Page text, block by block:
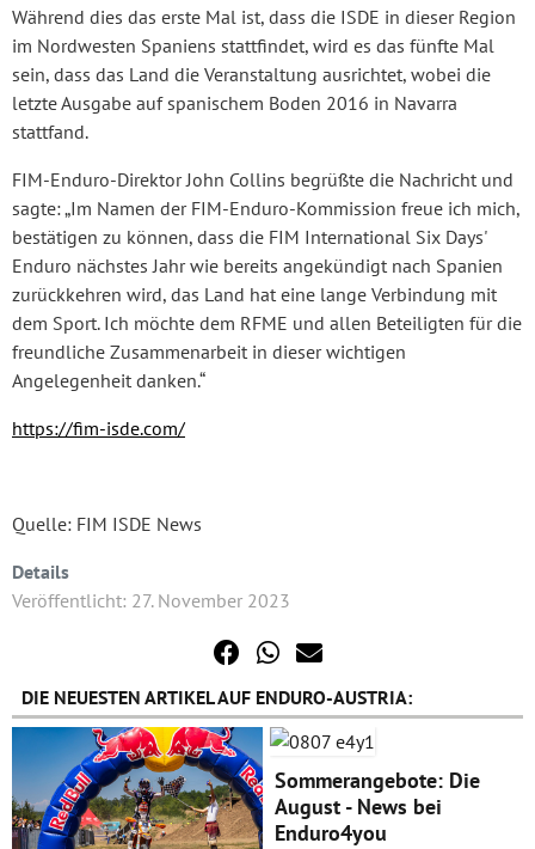
Während dies das erste Mal ist, dass die ISDE in dieser Region
im Nordwesten Spaniens stattfindet, wird es das fünfte Mal
sein, dass das Land die Veranstaltung ausrichtet, wobei die
letzte Ausgabe auf spanischem Boden 2016 in Navarra
stattfand.
FIM-Enduro-Direktor John Collins begrüßte die Nachricht und
sagte: „Im Namen der FIM-Enduro-Kommission freue ich mich,
bestätigen zu können, dass die FIM International Six Days'
Enduro nächstes Jahr wie bereits angekündigt nach Spanien
zurückkehren wird, das Land hat eine lange Verbindung mit
dem Sport. Ich möchte dem RFME und allen Beteiligten für die
freundliche Zusammenarbeit in dieser wichtigen
Angelegenheit danken.“
https://fim-isde.com/
Quelle: FIM ISDE News
Details
Veröffentlicht: 27. November 2023
DIE NEUESTEN ARTIKEL AUF ENDURO-AUSTRIA:
Sommerangebote: Die
August - News bei
Enduro4you